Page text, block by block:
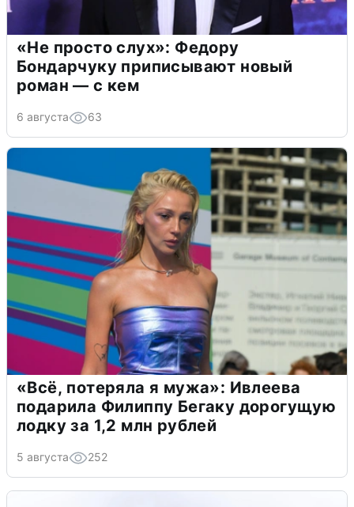
«Не просто слух»: Федору
Бондарчуку приписывают новый
роман — с кем
6 августа 63
«Всё, потеряла я мужа»: Ивлеева
подарила Филиппу Бегаку дорогущую
лодку за 1,2 млн рублей
5 августа 252